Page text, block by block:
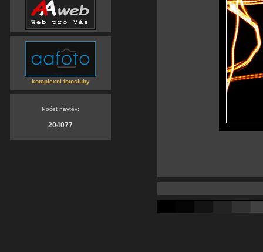
komplexní fotosluby
Počet návtěv:
204077